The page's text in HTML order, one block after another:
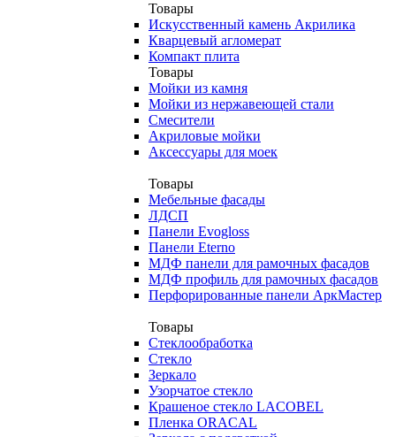
Товары
Искусственный камень Акрилика
Кварцевый агломерат
Компакт плита
Товары
Мойки из камня
Мойки из нержавеющей стали
Смесители
Акриловые мойки
Аксессуары для моек
Товары
Мебельные фасады
ЛДСП
Панели Evogloss
Панели Eterno
МДФ панели для рамочных фасадов
МДФ профиль для рамочных фасадов
Перфорированные панели АркМастер
Товары
Стеклообработка
Стекло
Зеркало
Узорчатое стекло
Крашеное стекло LACOBEL
Пленка ORACAL